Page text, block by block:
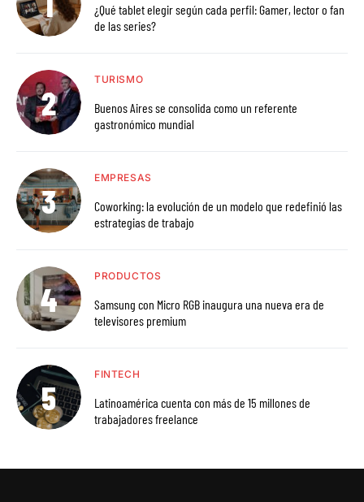
¿Qué tablet elegir según cada perfil: Gamer, lector o fan
de las series?
TURISMO
Buenos Aires se consolida como un referente
gastronómico mundial
EMPRESAS
Coworking: la evolución de un modelo que redefinió las
estrategias de trabajo
PRODUCTOS
Samsung con Micro RGB inaugura una nueva era de
televisores premium
FINTECH
Latinoamérica cuenta con más de 15 millones de
trabajadores freelance